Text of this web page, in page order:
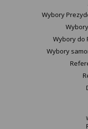
Wybory
Wybory do
Wybory